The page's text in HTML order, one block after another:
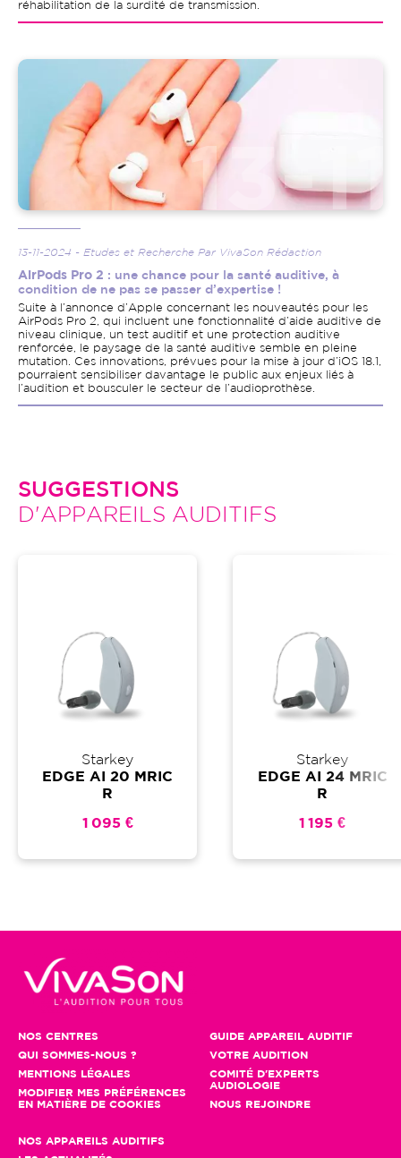
réhabilitation de la surdité de transmission.
Image
13-11-2024 - Etudes et Recherche Par VivaSon Rédaction
AirPods Pro 2 : une chance pour la santé auditive, à
condition de ne pas se passer d’expertise !
Suite à l’annonce d’Apple concernant les nouveautés pour les
AirPods Pro 2, qui incluent une fonctionnalité d’aide auditive de
niveau clinique, un test auditif et une protection auditive
renforcée, le paysage de la santé auditive semble en pleine
mutation. Ces innovations, prévues pour la mise à jour d’iOS 18.1,
pourraient sensibiliser davantage le public aux enjeux liés à
l’audition et bousculer le secteur de l’audioprothèse.
SUGGESTIONS
D'APPAREILS AUDITIFS
Starkey
EDGE AI 20 MRIC
R
1 095 €
Starkey
EDGE AI 24 MRIC
R
1 195 €
NOS CENTRES
QUI SOMMES-NOUS ?
MENTIONS LÉGALES
MODIFIER MES PRÉFÉRENCES
EN MATIÈRE DE COOKIES
GUIDE APPAREIL AUDITIF
VOTRE AUDITION
COMITÉ D'EXPERTS
AUDIOLOGIE
NOUS REJOINDRE
NOS APPAREILS AUDITIFS